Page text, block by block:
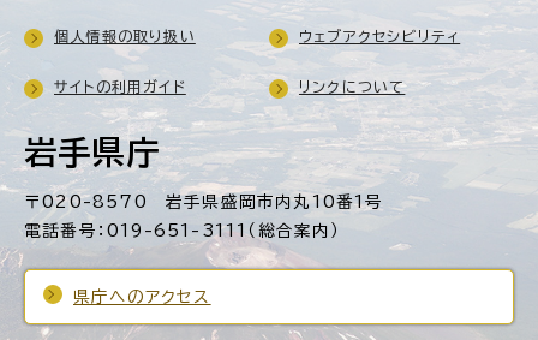
岩手県庁
〒020-8570 岩手県盛岡市内丸10番1号
電話番号：019-651-3111（総合案内）
県庁へのアクセス
個人情報の取り扱い ウェブアクセシビリティ
サイトの利用ガイド リンクについて